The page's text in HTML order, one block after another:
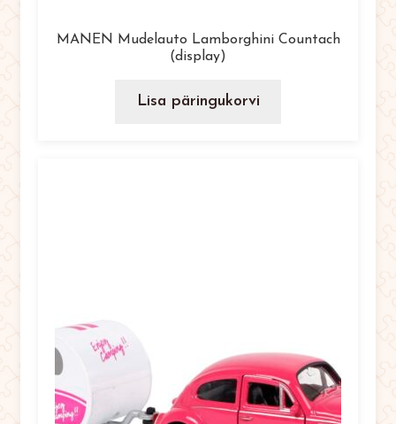
MANEN Mudelauto Lamborghini Countach
(display)
Lisa päringukorvi